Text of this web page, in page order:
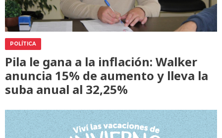
POLÍTICA
Pila le gana a la inflación: Walker
anuncia 15% de aumento y lleva la
suba anual al 32,25%